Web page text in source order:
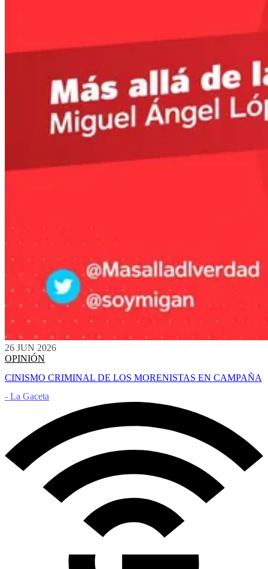
26 JUN 2026
OPINIÓN
CINISMO CRIMINAL DE LOS MORENISTAS EN CAMPAÑA
- La Gaceta